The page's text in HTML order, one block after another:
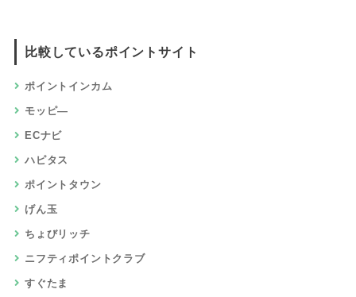
比較しているポイントサイト
ポイントインカム
モッピ―
ECナビ
ハピタス
ポイントタウン
げん玉
ちょびリッチ
ニフティポイントクラブ
すぐたま